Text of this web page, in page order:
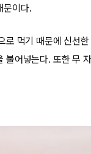
문이다.
먹기 때문에 신선
어넣는다. 또한 무